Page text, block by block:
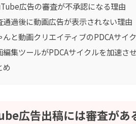
広告の審査が不承認になる理由
通過後に動画広告が表示されない理由
んと動画クリエイティブのPDCAサイ
編集ツールがPDCAサイクルを加速さ
め
広告出稿には審査があ